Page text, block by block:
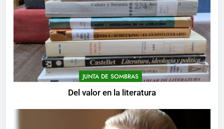
JUNTA DE SOMBRAS
Del valor en la literatura